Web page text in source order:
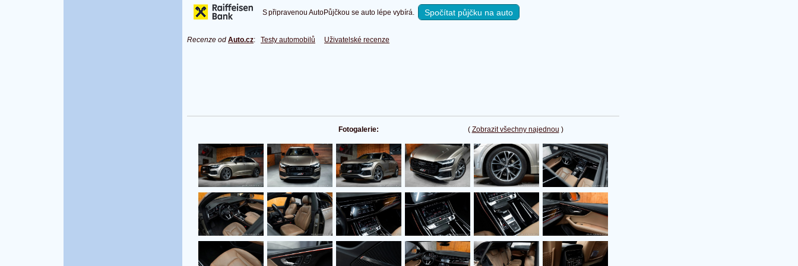
S připravenou AutoPůjčkou se auto lépe vybírá. Spočítat půjčku na auto
Recenze od Auto.cz: Testy automobilů Uživatelské recenze
( Zobrazit všechny najednou )
Fotogalerie: